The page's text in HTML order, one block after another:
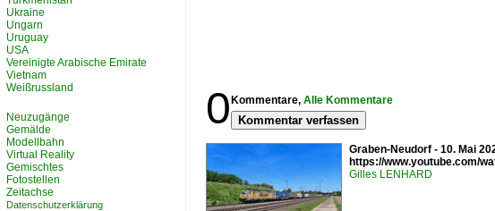
0 Kommentare, Alle Kommentare
Kommentar verfassen
Graben-Neudorf - 10. Mai
https://www.youtube.com/
Gilles LENHARD
Ukraine
Ungarn
Uruguay
USA
Vereinigte Arabische Emirate
Vietnam
Weißrussland
Neuzugänge
Gemälde
Modellbahn
Virtual Reality
Gemischtes
Fotostellen
Zeitachse
Datenschutzerklärung